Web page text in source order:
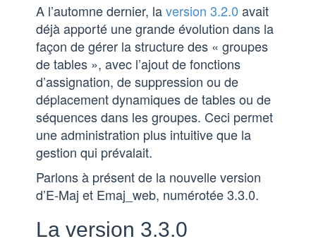
A l’automne dernier, laversion 3.2.0 avait
déjà apporté une grande évolution dans la
façon de gérer la structure des « groupes
de tables », avec l’ajout de fonctions
d’assignation, de suppression ou de
déplacement dynamiques de tables ou de
séquences dans les groupes. Ceci permet
une administration plus intuitive que la
gestion qui prévalait.
Parlons à présent de la nouvelle version
d’E-Maj et Emaj_web, numérotée 3.3.0.
La version 3.3.0